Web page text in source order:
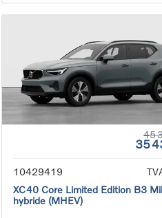
45
35
10429419
XC40 Core Limited Edition B3
hybride (MHEV)